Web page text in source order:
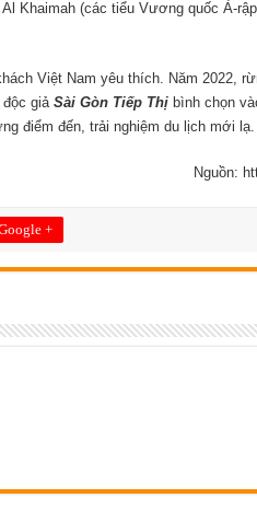
Khaimah (các tiểu Vương quốc Ả-
Việt Nam yêu thích. Năm 2022,
giả Sài Gòn Tiếp Thị bình chọn
điểm đến, trải nghiệm du lịch mới lạ.
Nguồn:
+